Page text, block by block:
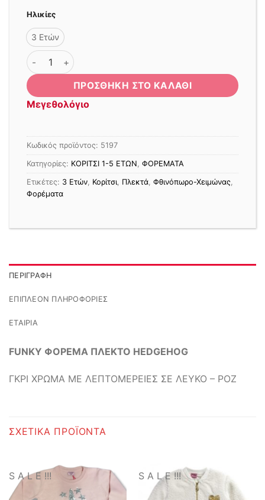
Ηλικίες
3 Ετών
FUNKY ΦΟΡΕΜΑ ΠΛΕΚΤΟ HEDGEHOG ΓΚΡΙ ποσότητα
ΠΡΟΣΘΉΚΗ ΣΤΟ ΚΑΛΆΘΙ
Μεγεθολόγιο
Κωδικός προϊόντος: 5197
Κατηγορίες: ΚΟΡΙΤΣΙ 1-5 ΕΤΩΝ, ΦΟΡΕΜΑΤΑ
Ετικέτες: 3 Ετών, Κορίτσι, Πλεκτά, Φθινόπωρο-Χειμώνας,
Φορέματα
ΠΕΡΙΓΡΑΦΉ
ΕΠΙΠΛΈΟΝ ΠΛΗΡΟΦΟΡΊΕΣ
ΕΤΑΙΡΊΑ
FUNKY ΦΟΡΕΜΑ ΠΛΕΚΤΟ HEDGEHOG
ΓΚΡΙ ΧΡΩΜΑ ΜΕ ΛΕΠΤΟΜΕΡΕΙΕΣ ΣΕ ΛΕΥΚΟ – ΡΟΖ
ΣΧΕΤΙΚΆ ΠΡΟΪΌΝΤΑ
S A L E !!! S A L E !!!